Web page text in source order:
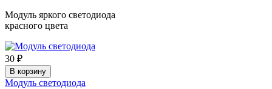
Модуль яркого светодиода
красного цвета
30 ₽
В корзину
Модуль светодиода